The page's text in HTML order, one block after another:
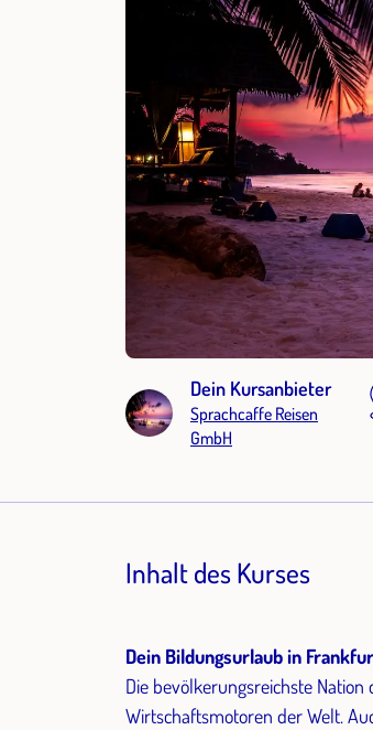
Dein Kursanbieter
Sprachcaffe Reisen
GmbH
Inhalt des Kurses
Dein Bildungsurlaub in
Die bevölkerungsreichste
Wirtschaftsmotoren der Welt.